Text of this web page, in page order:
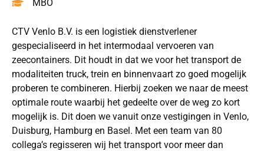
MBO
CTV Venlo B.V. is een logistiek dienstverlener
gespecialiseerd in het intermodaal vervoeren van
zeecontainers. Dit houdt in dat we voor het transport de
modaliteiten truck, trein en binnenvaart zo goed mogelijk
proberen te combineren. Hierbij zoeken we naar de meest
optimale route waarbij het gedeelte over de weg zo kort
mogelijk is. Dit doen we vanuit onze vestigingen in Venlo,
Duisburg, Hamburg en Basel. Met een team van 80
collega’s regisseren wij het transport voor meer dan